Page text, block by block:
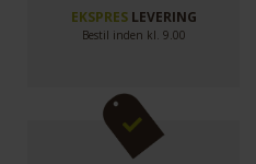
EKSPRESLEVERING
Bestil inden kl. 9.00